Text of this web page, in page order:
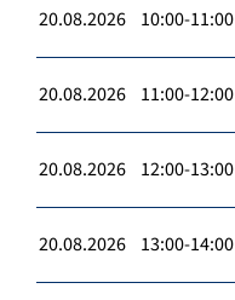
20.08.2026 10:00-11:00
20.08.2026 11:00-12:00
20.08.2026 12:00-13:00
20.08.2026 13:00-14:00